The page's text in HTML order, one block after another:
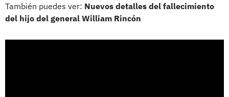
También puedes ver: Nuevos detalles del fallecimiento
del hijo del general William Rincón